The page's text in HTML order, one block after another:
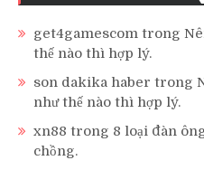
get4gamescom trong
thế nào thì hợp lý.
son dakika haber trong
như thế nào thì hợp lý.
xn88 trong 8 loại đàn
chồng.